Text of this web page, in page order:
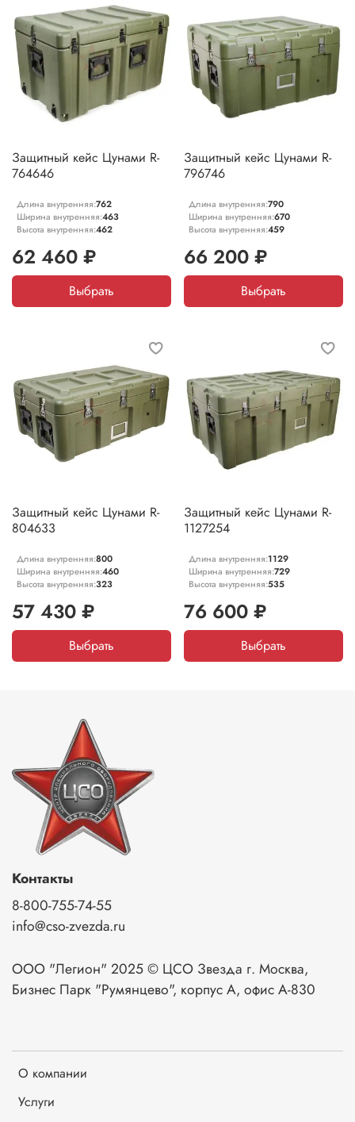
Защитный кейс Цунами R-
764646
Длина внутренняя:762
Ширина внутренняя:463
Высота внутренняя:462
62 460 ₽
Выбрать
Защитный кейс Цунами R-
796746
Длина внутренняя:790
Ширина внутренняя:670
Высота внутренняя:459
66 200 ₽
Выбрать
Защитный кейс Цунами R-
804633
Длина внутренняя:800
Ширина внутренняя:460
Высота внутренняя:323
57 430 ₽
Выбрать
Защитный кейс Цунами R-
1127254
Длина внутренняя:1129
Ширина внутренняя:729
Высота внутренняя:535
76 600 ₽
Выбрать
О компании
Услуги
Контакты
8-800-755-74-55
info@cso-zvezda.ru
ООО "Легион" 2025 © ЦСО Звезда г. Москва,
Бизнес Парк "Румянцево", корпус А, офис А-830